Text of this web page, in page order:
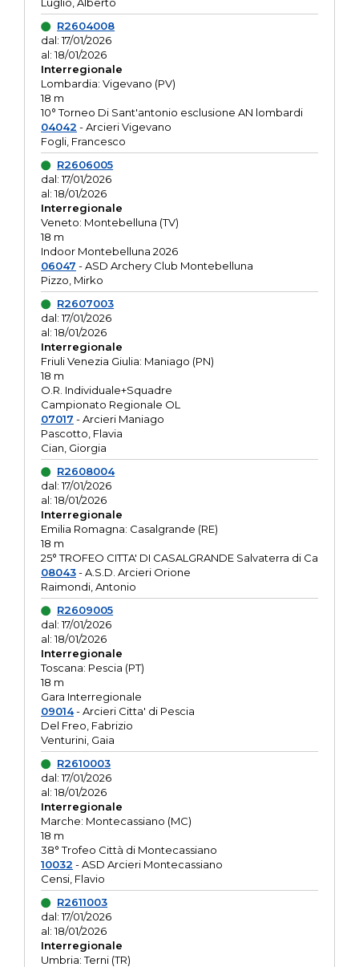
R2604008
dal: 17/01/2026
al: 18/01/2026
Interregionale
Lombardia: Vigevano (PV)
18 m
10° Torneo Di Sant'antonio esclusione AN lombardi
04042 - Arcieri Vigevano
Fogli, Francesco
R2606005
dal: 17/01/2026
al: 18/01/2026
Interregionale
Veneto: Montebelluna (TV)
18 m
Indoor Montebelluna 2026
06047 - ASD Archery Club Montebelluna
Pizzo, Mirko
R2607003
dal: 17/01/2026
al: 18/01/2026
Interregionale
Friuli Venezia Giulia: Maniago (PN)
18 m
O.R. Individuale+Squadre
Campionato Regionale OL
07017 - Arcieri Maniago
Pascotto, Flavia
Cian, Giorgia
R2608004
dal: 17/01/2026
al: 18/01/2026
Interregionale
Emilia Romagna: Casalgrande (RE)
18 m
25° TROFEO CITTA' DI CASALGRANDE Salvaterra di Ca
08043- A.S.D. Arcieri Orione
Raimondi, Antonio
R2609005
dal: 17/01/2026
al: 18/01/2026
Interregionale
Toscana: Pescia (PT)
18 m
Gara Interregionale
09014- Arcieri Citta' di Pescia
Del Freo, Fabrizio
Venturini, Gaia
R2610003
dal: 17/01/2026
al: 18/01/2026
Interregionale
Marche: Montecassiano (MC)
18 m
38° Trofeo Città di Montecassiano
10032 - ASD Arcieri Montecassiano
Censi, Flavio
R2611003
dal: 17/01/2026
al: 18/01/2026
Interregionale
Umbria: Terni (TR)